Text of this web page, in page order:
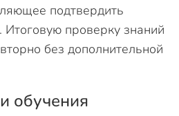
подтвердить
Итоговую проверку знаний
без дополнительной
обучения